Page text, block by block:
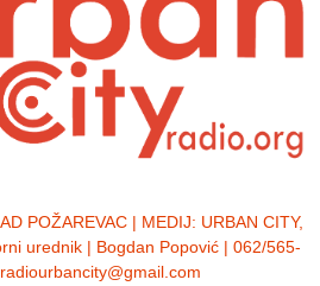
POŽAREVAC | MEDIJ: URBAN CITY,
urednik | Bogdan Popović | 062/565-